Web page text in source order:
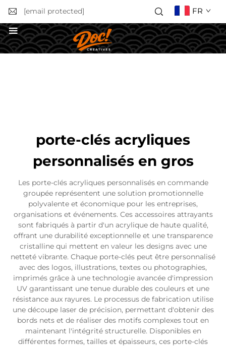
[email protected] FR
porte-clés acryliques
personnalisés en gros
Les porte-clés acryliques personnalisés en commande
groupée représentent une solution promotionnelle
polyvalente et économique pour les entreprises,
organisations et événements. Ces accessoires attrayants
sont fabriqués à partir d'un acrylique de haute qualité,
offrant une durabilité exceptionnelle et une transparence
cristalline qui mettent en valeur les designs avec une
netteté vibrante. Chaque porte-clés peut être personnalisé
avec des logos, illustrations, textes ou photographies,
imprimés grâce à une technologie avancée d'impression
UV garantissant une tenue durable des couleurs et une
résistance aux rayures. Le processus de fabrication utilise
une découpe laser de précision, permettant d'obtenir des
bords nets et de réaliser des motifs complexes tout en
maintenant l'intégrité structurelle. Disponibles en
différentes formes, tailles et épaisseurs, ces porte-clés